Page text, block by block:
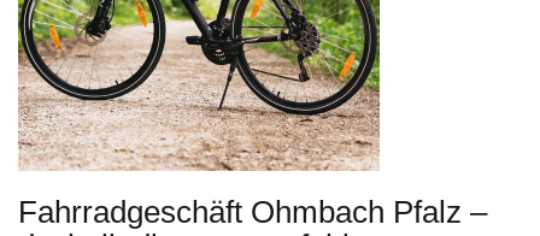
Fahrradgeschäft Ohmbach Pfalz –